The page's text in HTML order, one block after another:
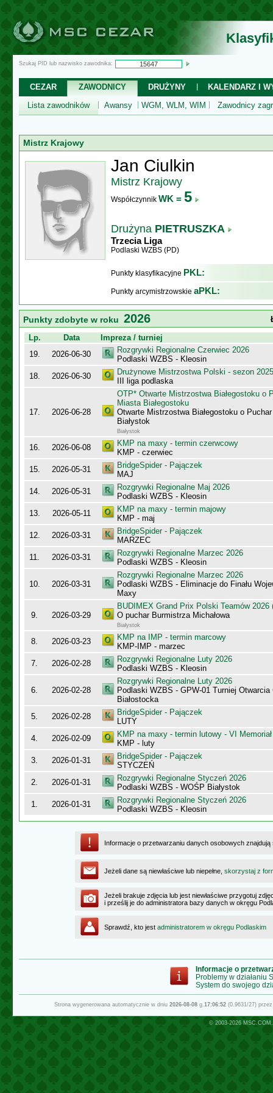
Szukaj PID lub nazwisko zawodnika:
CEZAR ZAWODNICY DRUŻYNY
KALENDARZ I
Lista zawodników
Awansy WGM, WLM, WIM Zawodnicy
Mistrz Krajowy
Jan Ciulkin
Mistrz Krajowy
Współczynnik WK = 5
Drużyna PIETRUSZKA
Trzecia Liga
Podlaski WZBS (PD)
Punkty klasyfikacyjne PKL:
Punkty arcymistrzowskie aPKL:
Punkty zdobyte w roku 2026
Lp.
Data
Impreza / turniej
19.
2026-06-30
Rozgrywki Regionalne Czerwiec 2026
Podlaski WZBS - Kleosin
18.
2026-06-30
Drużynowe Mistrzostwa Polski - sezon
III liga podlaska
17. 2026-06-28
OTP* Otwarte Mistrzostwa Białegostoku o
Miasta Białegostoku
Otwarte Mistrzostwa Białegostoku o
Białystok
Białystok
16. 2026-06-08
KMP na maxy - termin czerwcowy
KMP - czerwiec
15.
2026-05-31
BridgeSpider - Pajączek
MAJ
14.
2026-05-31
Rozgrywki Regionalne Maj 2026
Podlaski WZBS - Kleosin
13.
2026-05-11
KMP na maxy - termin majowy
KMP - maj
12.
2026-03-31
BridgeSpider - Pajączek
MARZEC
11.
2026-03-31
Rozgrywki Regionalne Marzec 2026
Podlaski WZBS - Kleosin
10. 2026-03-31
Rozgrywki Regionalne Marzec 2026
Podlaski WZBS - Eliminacje do Finału
Maxy
9. 2026-03-29
BUDIMEX Grand Prix Polski Teamów 2026
O puchar Burmistrza Michałowa
Białystok
8. 2026-03-23
KMP na IMP - termin marcowy
KMP-IMP - marzec
7.
2026-02-28
Rozgrywki Regionalne Luty 2026
Podlaski WZBS - Kleosin
6. 2026-02-28
Rozgrywki Regionalne Luty 2026
Podlaski WZBS - GPW-01 Turniej Otwarcia
Białostocka
5.
2026-02-28
BridgeSpider - Pajączek
LUTY
4.
2026-02-09
KMP na maxy - termin lutowy - VI
KMP - luty
3.
2026-01-31
BridgeSpider - Pajączek
STYCZEŃ
2.
2026-01-31
Rozgrywki Regionalne Styczeń 2026
Podlaski WZBS - WOŚP Białystok
1.
2026-01-31
Rozgrywki Regionalne Styczeń 2026
Podlaski WZBS - Kleosin
Informacje o przetwarzaniu danych osobowych
Jeżeli dane są niewłaściwe lub niepełne, skorzystaj z
Jeżeli brakuje zdjęcia lub jest niewłaściwe przygotuj
i prześlij je do administratora bazy danych w okręgu
Sprawdź, kto jest administratorem w okręgu Podlaskim
Informacje o
Problemy w działaniu
System do swojego
Strona wygenerowana automatycznie w dniu 2026-08-08g.17:06:52(0.9631/27)
© 2003-2026